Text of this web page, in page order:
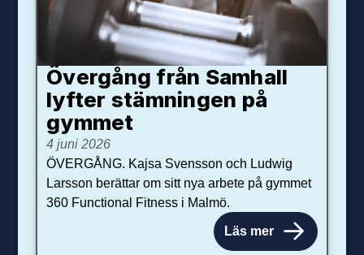
Övergång från Samhall
lyfter stämningen på
gymmet
4 juni 2026
ÖVERGÅNG. Kajsa Svensson och Ludwig
Larsson berättar om sitt nya arbete på gymmet
360 Functional Fitness i Malmö.
Läs mer